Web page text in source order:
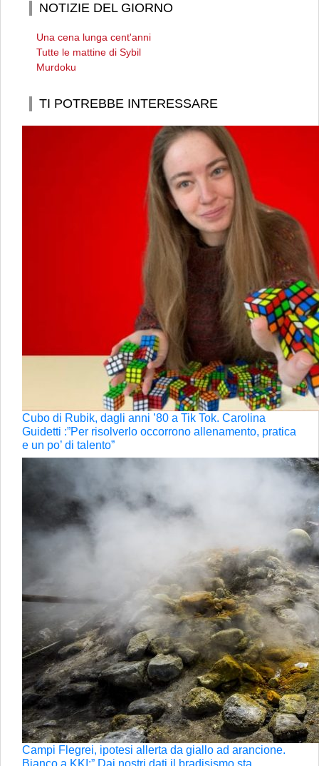
NOTIZIE DEL GIORNO
Una cena lunga cent'anni
Tutte le mattine di Sybil
Murdoku
TI POTREBBE INTERESSARE
Cubo di Rubik, dagli anni ’80 a Tik Tok. Carolina
Guidetti :”Per risolverlo occorrono allenamento, pratica
e un po’ di talento”
Campi Flegrei, ipotesi allerta da giallo ad arancione.
Bianco a KKI:” Dai nostri dati il bradisismo sta